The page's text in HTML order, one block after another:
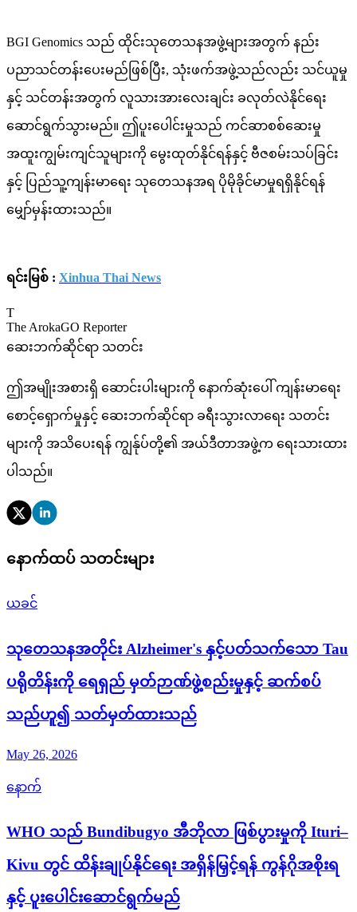
BGI Genomics သည် ထိုင်းသုတေသနအဖွဲ့များအတွက် နည်း
ပညာသင်တန်းပေးမည်ဖြစ်ပြီး, သုံးဖက်အဖွဲ့သည်လည်း သင်ယူမှု
နှင့် သင်တန်းအတွက် လူသားအားလေးချင်း ခလုတ်လဲနိုင်ရေး
ဆောင်ရွက်သွားမည်။ ဤပူးပေါင်းမှုသည် ကင်ဆာစစ်ဆေးမှု
အထူးကျွမ်းကျင်သူများကို မွေးထုတ်နိုင်ရန်နှင့် ဗီဇစမ်းသပ်ခြင်း
နှင့် ပြည်သူ့ကျန်းမာရေး သုတေသနအရ ပိုမိုခိုင်မာမှုရရှိနိုင်ရန်
မျှော်မှန်းထားသည်။
ရင်းမြစ် : Xinhua Thai News
T
The ArokaGO Reporter
ဆေးဘက်ဆိုင်ရာ သတင်း
ဤအမျိုးအစားရှိ ဆောင်းပါးများကို နောက်ဆုံးပေါ် ကျန်းမာရေး
စောင့်ရှောက်မှုနှင့် ဆေးဘက်ဆိုင်ရာ ခရီးသွားလာရေး သတင်း
များကို အသိပေးရန် ကျွန်ုပ်တို့၏ အယ်ဒီတာအဖွဲ့က ရေးသားထား
ပါသည်။
နောက်ထပ် သတင်းများ
ယခင်
သုတေသနအတိုင်း Alzheimer's နှင့်ပတ်သက်သော Tau
ပရိုတိန်းကို ရေရှည် မှတ်ဉာဏ်ဖွဲ့စည်းမှုနှင့် ဆက်စပ်
သည်ဟူ၍ သတ်မှတ်ထားသည်
May 26, 2026
နောက်
WHO သည် Bundibugyo အီဘိုလာ ဖြစ်ပွားမှုကို Ituri–
Kivu တွင် ထိန်းချုပ်နိုင်ရေး အရှိန်မြှင့်ရန် ကွန်ဂိုအစိုးရ
နှင့် ပူးပေါင်းဆောင်ရွက်မည်